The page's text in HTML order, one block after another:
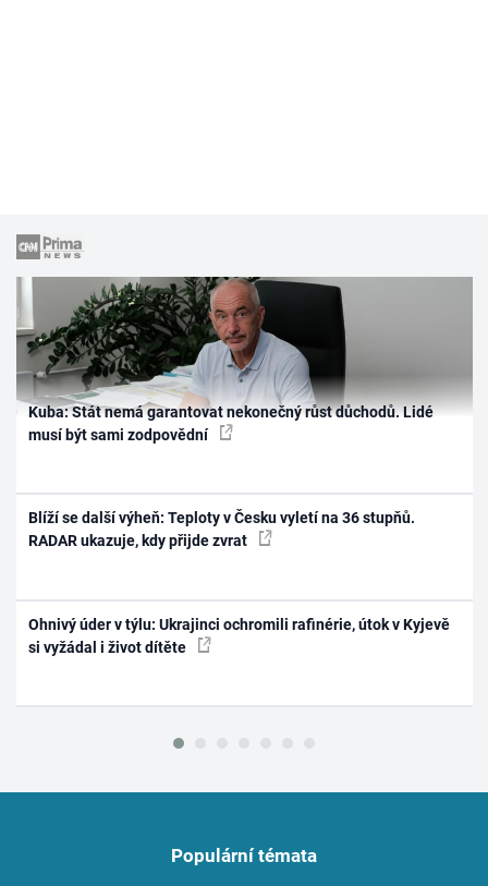
Kuba: Stát nemá garantovat nekonečný růst důchodů. Lidé
musí být sami zodpovědní
Blíží se další výheň: Teploty v Česku vyletí na 36 stupňů.
RADAR ukazuje, kdy přijde zvrat
Ohnivý úder v týlu: Ukrajinci ochromili rafinérie, útok v Kyjevě
si vyžádal i život dítěte
Populární témata